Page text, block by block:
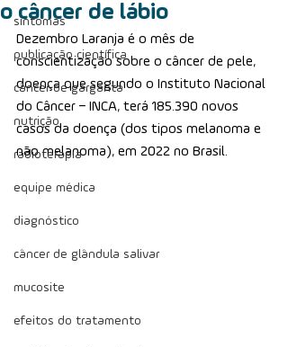
sintomas
publicação científica
câncer de garganta
nutrição
radioterapia
equipe médica
diagnóstico
câncer de glândula salivar
mucosite
efeitos do tratamento
o câncer de lábio
Dezembro Laranja é o mês de
conscientização sobre o câncer de pele,
doença que segundo o Instituto Nacional
do Câncer – INCA, terá 185.390 novos
casos da doença (dos tipos melanoma e
não melanoma), em 2022 no Brasil.